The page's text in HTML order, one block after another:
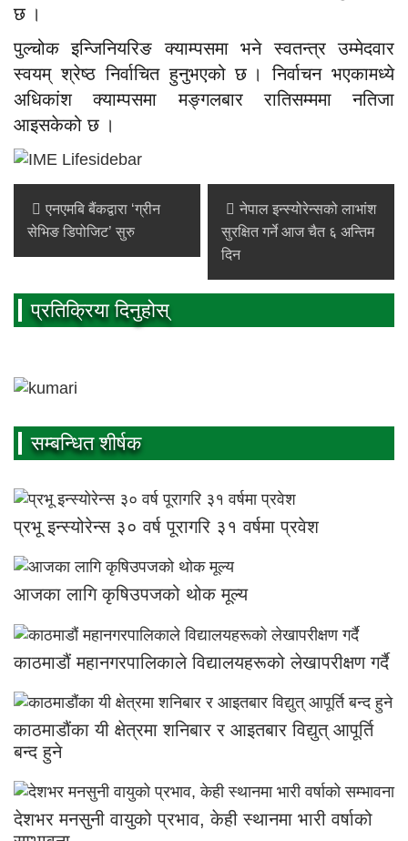
छ ।
पुल्चोक इन्जिनियरिङ क्याम्पसमा भने स्वतन्त्र उम्मेदवार
स्वयम् श्रेष्ठ निर्वाचित हुनुभएको छ । निर्वाचन भएकामध्ये
अधिकांश क्याम्पसमा मङ्गलबार रातिसम्ममा नतिजा
आइसकेको छ ।
एनएमबि बैंकद्वारा ‘ग्रीन
सेभिङ डिपोजिट’ सुरु
नेपाल इन्स्योरेन्सको लाभांश
सुरक्षित गर्ने आज चैत ६ अन्तिम
दिन
प्रतिक्रिया दिनुहोस्
सम्बन्धित शीर्षक
प्रभू इन्स्योरेन्स ३० वर्ष पूरागरि ३१ वर्षमा प्रवेश
आजका लागि कृषिउपजको थोक मूल्य
काठमाडौं महानगरपालिकाले विद्यालयहरूको लेखापरीक्षण गर्दै
काठमाडौंका यी क्षेत्रमा शनिबार र आइतबार विद्युत् आपूर्ति
बन्द हुने
देशभर मनसुनी वायुको प्रभाव, केही स्थानमा भारी वर्षाको